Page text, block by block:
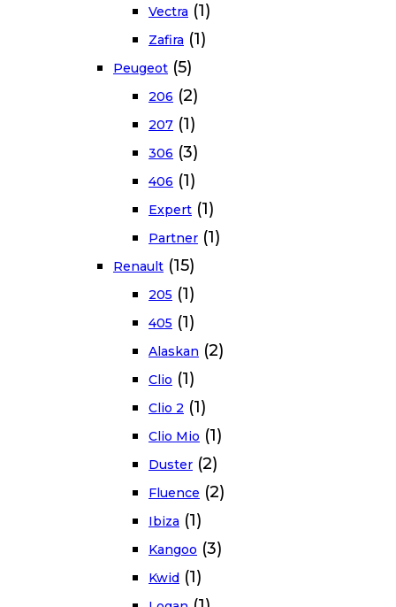
Vectra (1)
Zafira (1)
Peugeot (5)
206 (2)
207 (1)
306 (3)
406 (1)
Expert (1)
Partner (1)
Renault (15)
205 (1)
405 (1)
Alaskan (2)
Clio (1)
Clio 2 (1)
Clio Mio (1)
Duster (2)
Fluence (2)
Ibiza (1)
Kangoo (3)
Kwid (1)